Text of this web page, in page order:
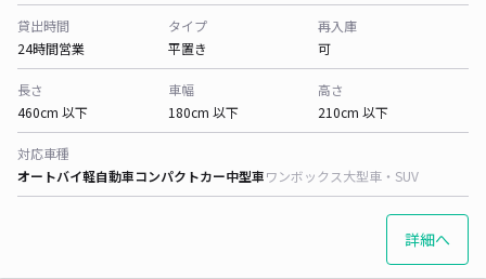
貸出時間
24時間営業
タイプ
平置き
再入庫
可
長さ
460cm 以下
車幅
180cm 以下
高さ
210cm 以下
対応車種
オートバイ軽自動車コンパクトカー中型車ワンボックス大型車・SUV
詳細へ